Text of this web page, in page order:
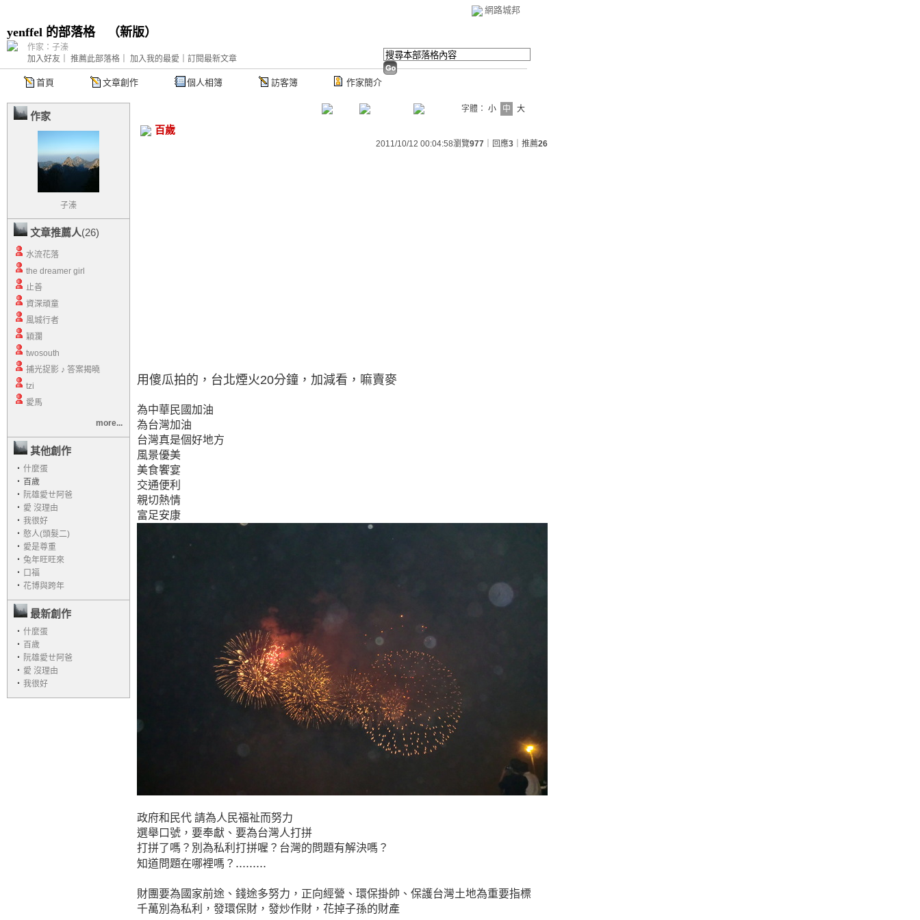
網路城邦
yenffel 的部落格（新版）
首頁 文章創作 個人相簿 訪客簿 作家簡介
加入好友 推薦此部落格 加入我的最愛 訂閱最新文章
作家：子溱
作家
子溱
文章推薦人(26)
水流花落
the dreamer girl
止善
資深頑童
風城行者
穎瀾
twosouth
捕光捉影 ♪ 答案揭曉
tzi
愛馬
more...
其他創作
‧ 什麼蛋
‧ 百歲
‧ 阮雄愛ㄝ阿爸
‧ 愛 沒理由
‧ 我很好
‧ 憨人(頭髮二)
‧ 愛是尊重
‧ 兔年旺旺來
‧ 口福
‧ 花博與跨年
最新創作
‧ 什麼蛋
‧ 百歲
‧ 阮雄愛ㄝ阿爸
‧ 愛 沒理由
‧ 我很好
字體： 小 中 大
百歲
2011/10/12 00:04:58瀏覽977 ｜回應3 ｜推薦26
用傻瓜拍的，台北煙火20分鐘，加減看，嘛賣麥
為中華民國加油
為台灣加油
台灣真是個好地方
風景優美
美食饗宴
交通便利
親切熱情
富足安康
政府和民代 請為人民福祉而努力
選舉口號，要奉獻、要為台灣人打拼
打拼了嗎？別為私利打拼喔？台灣的問題有解決嗎？
知道問題在哪裡嗎？ .........
財團要為國家前途、錢途多努力，正向經營、環保掛帥、保護台灣土地為重要指標
千萬別為私利，發環保財，發炒作財，花掉子孫的財產